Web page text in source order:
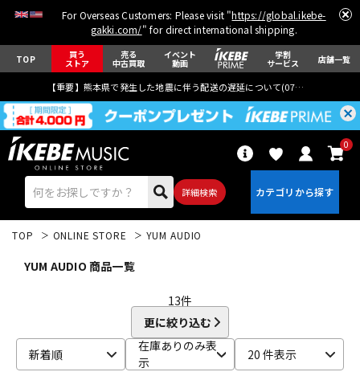
For Overseas Customers: Please visit "https://global.ikebe-
gakki.com/" for direct international shipping.
TOP 買う
ストア
売る
中古買取
イベント
動画
学割
サービス 店舗一覧
【重要】熊本県で発生した地震に伴う配送の遅延について(07月29日
詳細検索
0
TOP ONLINE STORE YUM AUDIO
YUM AUDIO 商品一覧
13件
更に絞り込む
新着順
在庫ありのみ表
示
20 件表示